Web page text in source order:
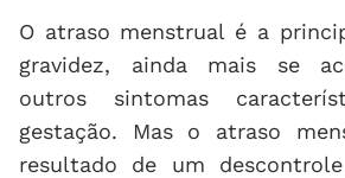
O atraso menstrual é a
gravidez, ainda mais se
outros sintomas
gestação. Mas o atraso
resultado de um